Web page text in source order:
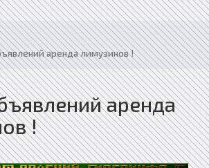
аренда лимузинов !
аренда
!